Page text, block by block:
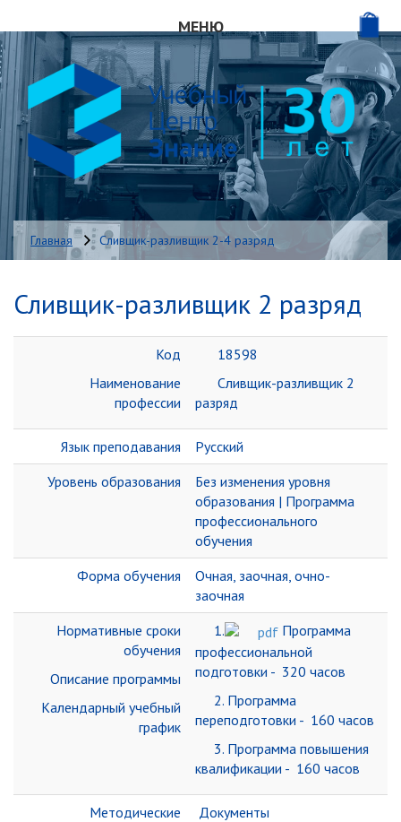
МЕНЮ
ГЛАВНАЯ
О НАС
НАШИ КУРСЫ
ДИСТАНЦИОННОЕ ОБУЧЕНИЕ
ИНТЕРНЕТ-МАГАЗИН
Главная Сливщик-разливщик 2-4 разряд
Сливщик-разливщик 2 разряд
Код
Наименование
профессии
18598
Сливщик-разливщик 2
разряд
Язык преподавания
Русский
Уровень образования
Без изменения уровня
образования | Программа
профессионального
обучения
Форма обучения
Очная, заочная, очно-
заочная
Нормативные сроки
обучения
Описание программы
Календарный учебный
график
1.
Программа
профессиональной
подготовки - 320 часов
2. Программа
переподготовки - 160 часов
3. Программа повышения
квалификации - 160 часов
Методические
Документы